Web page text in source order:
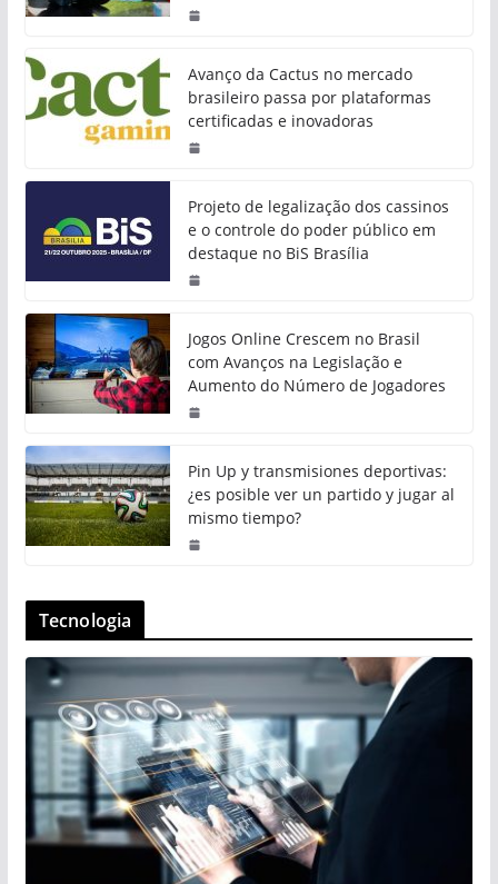
Avanço da Cactus no mercado
brasileiro passa por plataformas
certificadas e inovadoras
Projeto de legalização dos cassinos
e o controle do poder público em
destaque no BiS Brasília
Jogos Online Crescem no Brasil
com Avanços na Legislação e
Aumento do Número de Jogadores
Pin Up y transmisiones deportivas:
¿es posible ver un partido y jugar al
mismo tiempo?
Tecnologia